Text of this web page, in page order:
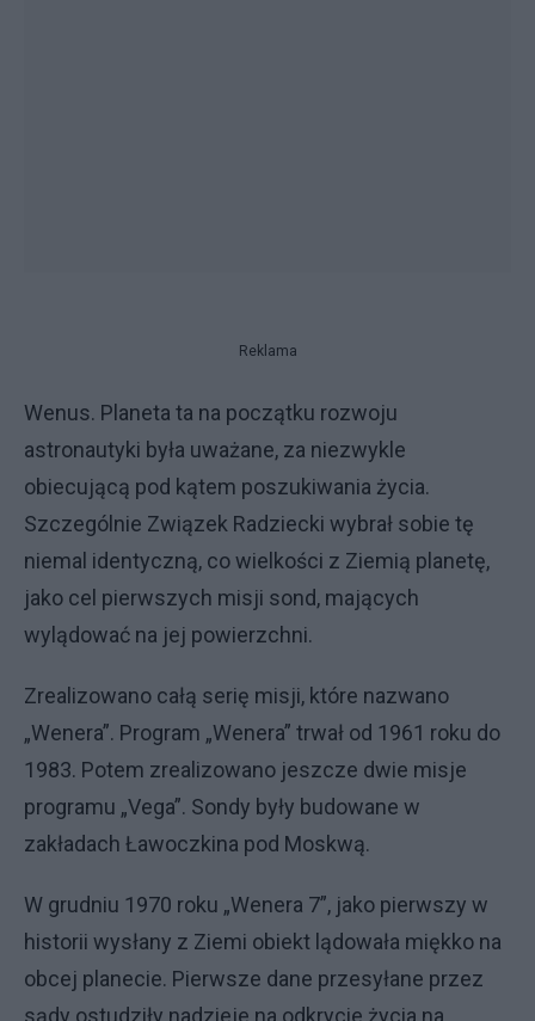
Reklama
Wenus. Planeta ta na początku rozwoju
astronautyki była uważane, za niezwykle
obiecującą pod kątem poszukiwania życia.
Szczególnie Związek Radziecki wybrał sobie tę
niemal identyczną, co wielkości z Ziemią planetę,
jako cel pierwszych misji sond, mających
wylądować na jej powierzchni.
Zrealizowano całą serię misji, które nazwano
„Wenera”. Program „Wenera” trwał od 1961 roku do
1983. Potem zrealizowano jeszcze dwie misje
programu „Vega”. Sondy były budowane w
zakładach Ławoczkina pod Moskwą.
W grudniu 1970 roku „Wenera 7”, jako pierwszy w
historii wysłany z Ziemi obiekt lądowała miękko na
obcej planecie. Pierwsze dane przesyłane przez
sądy ostudziły nadzieje na odkrycie życia na